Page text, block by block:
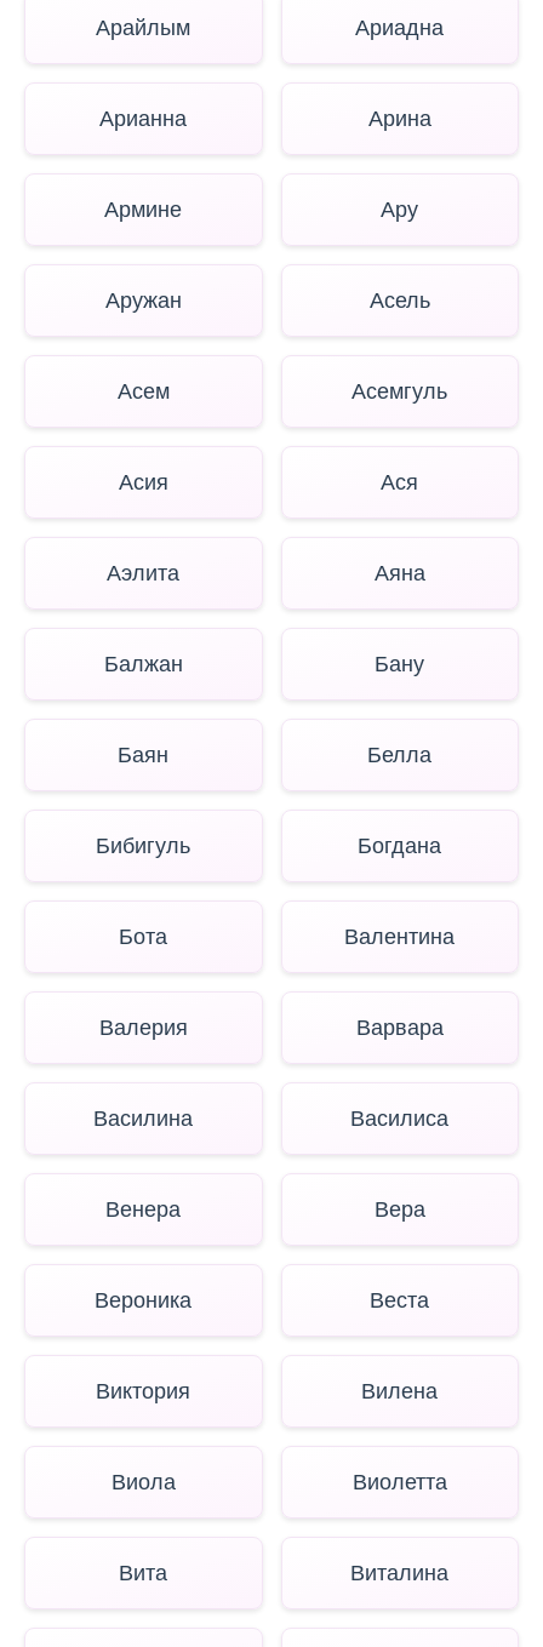
Арайлым Ариадна
Арианна Арина
Армине Ару
Аружан Асель
Асем Асемгуль
Асия Ася
Аэлита Аяна
Балжан Бану
Баян Белла
Бибигуль Богдана
Бота Валентина
Валерия Варвара
Василина Василиса
Венера Вера
Вероника Веста
Виктория Вилена
Виола Виолетта
Вита Виталина